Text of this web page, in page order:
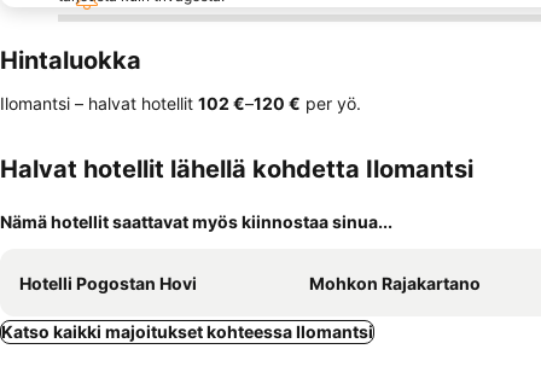
Hintaluokka
Ilomantsi – halvat hotellit ‎102 €–‎120 € per yö.
Halvat hotellit lähellä kohdetta Ilomantsi
Nämä hotellit saattavat myös kiinnostaa sinua...
Hotelli Pogostan Hovi Mohkon Rajakartano
Katso kaikki majoitukset kohteessa Ilomantsi